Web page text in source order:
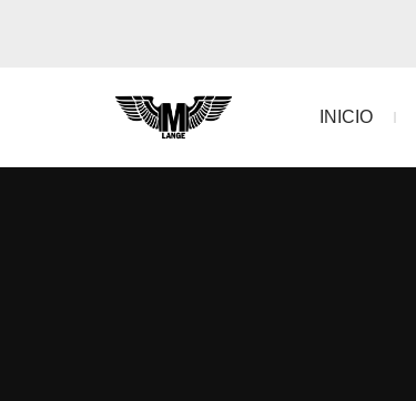
INICIO